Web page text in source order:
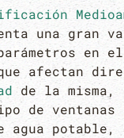
una gran
en
afectan
de la misma,
de ventanas
agua potable,